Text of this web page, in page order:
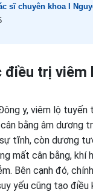
sĩ chuyên khoa I
điều trị viêm
y, viêm lộ
bằng âm dương
tĩnh, còn dương
mất cân bằng,
Bên cạnh đó,
yếu cũng tạo điều